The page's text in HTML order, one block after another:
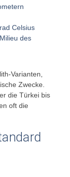
Celsius
des
Varianten,
Zwecke.
die Türkei bis
oft die